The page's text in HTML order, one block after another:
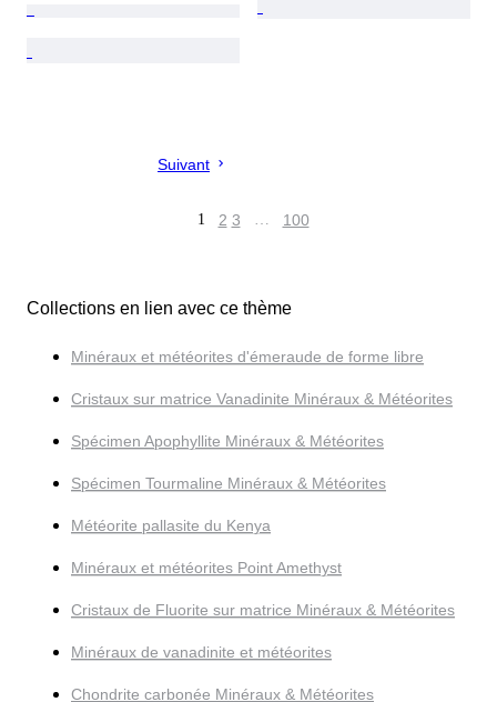
Suivant
1 2 3 … 100
Collections en lien avec ce thème
Minéraux et météorites d'émeraude de forme libre
Cristaux sur matrice Vanadinite Minéraux & Météorites
Spécimen Apophyllite Minéraux & Météorites
Spécimen Tourmaline Minéraux & Météorites
Météorite pallasite du Kenya
Minéraux et météorites Point Amethyst
Cristaux de Fluorite sur matrice Minéraux & Météorites
Minéraux de vanadinite et météorites
Chondrite carbonée Minéraux & Météorites